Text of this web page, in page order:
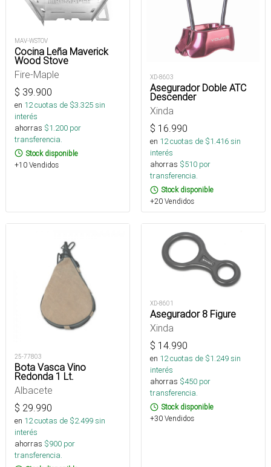
MAV-WSTOV
Cocina Leña Maverick
Wood Stove
Fire-Maple
$ 39.900
en 12cuotas de $3.325sin
interés
ahorras $1.200 por
transferencia.
Stock disponible
+10 Vendidos
XD-8603
Asegurador Doble ATC
Descender
Xinda
$ 16.990
en 12cuotas de $1.416sin
interés
ahorras $510 por
transferencia.
Stock disponible
+20 Vendidos
25-77803
Bota Vasca Vino
Redonda 1 Lt.
Albacete
$ 29.990
en 12cuotas de $2.499sin
interés
ahorras $900 por
transferencia.
XD-8601
Asegurador 8 Figure
Xinda
$ 14.990
en 12cuotas de $1.249sin
interés
ahorras $450 por
transferencia.
Stock disponible
+30 Vendidos